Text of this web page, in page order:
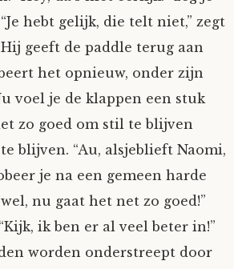
hebt gelijk, die telt niet,” zegt
geeft de paddle terug aan
het opnieuw, onder zijn
voel je de klappen een stuk
zo goed om stil te blijven
blijven. “Au, alsjeblieft Naomi,
je na een gemeen harde
nu gaat het net zo goed!”
ik ben er al veel beter in!”
worden onderstreept door